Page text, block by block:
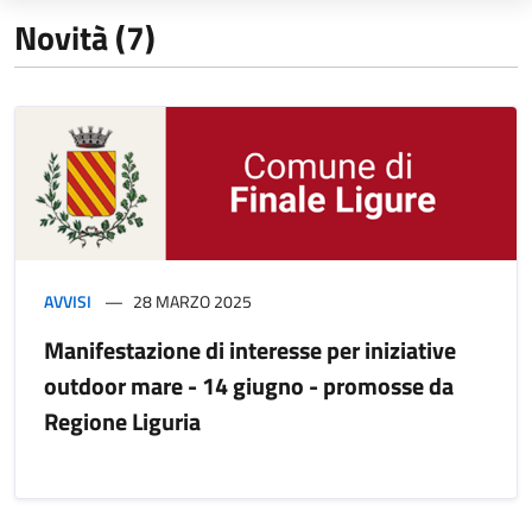
Novità (7)
AVVISI 28 MARZO 2025
Manifestazione di interesse per iniziative
outdoor mare - 14 giugno - promosse da
Regione Liguria